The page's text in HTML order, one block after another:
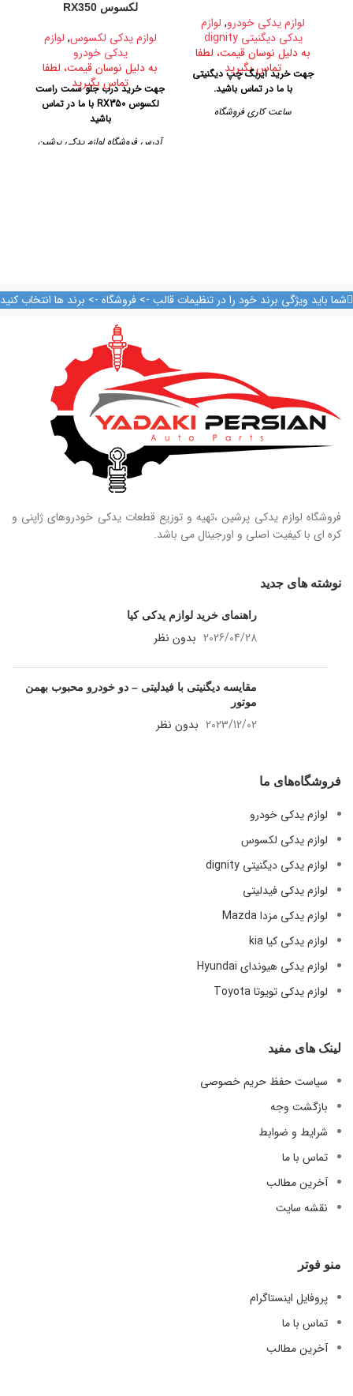
لوازم یدکی خودرو, لوازم
یدکی دیگنیتی dignity
به دلیل نوسان قیمت، لطفا
تماس بگیرید
جهت خرید ایربگ چپ دیگنیتی
با ما در تماس باشید.
ساعت کاری فروشگاه
09124847876
لکسوس RX350
لوازم یدکی لکسوس, لوازم
یدکی خودرو
به دلیل نوسان قیمت، لطفا
تماس بگیرید
جهت خرید درب جلو سمت راست
لکسوس RX350 با ما در تماس
باشید
آدرس فروشگاه لوازم یدکی پرشین
شما باید ویژگی برند خود را در تنظیمات قالب -> فروشگاه -> برند ها انتخاب کنید
فروشگاه لوازم یدکی پرشین ،تهیه و توزیع قطعات یدکی خودروهای ژاپنی و
کره ای با کیفیت اصلی و اورجینال می باشد.
نوشته های جدید
راهنمای خرید لوازم یدکی کیا
2026/04/28 بدون نظر
مقایسه دیگنیتی با فیدلیتی – دو خودرو محبوب بهمن
موتور
2023/12/02 بدون نظر
فروشگاه‌های ما
لوازم یدکی خودرو
لوازم یدکی لکسوس
لوازم یدکی دیگنیتی dignity
لوازم یدکی فیدلیتی
لوازم یدکی مزدا Mazda
لوازم یدکی کیا kia
لوازم یدکی هیوندای Hyundai
لوازم یدکی تویوتا Toyota
لینک های مفید
سیاست حفظ حریم خصوصی
بازگشت وجه
شرایط و ضوابط
تماس با ما
آخرین مطالب
نقشه سایت
منو فوتر
پروفایل اینستاگرام
تماس با ما
آخرین مطالب